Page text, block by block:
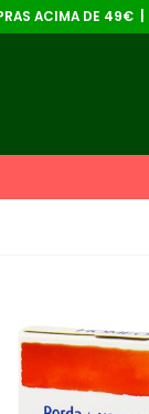
ACIMA DE 49€ |